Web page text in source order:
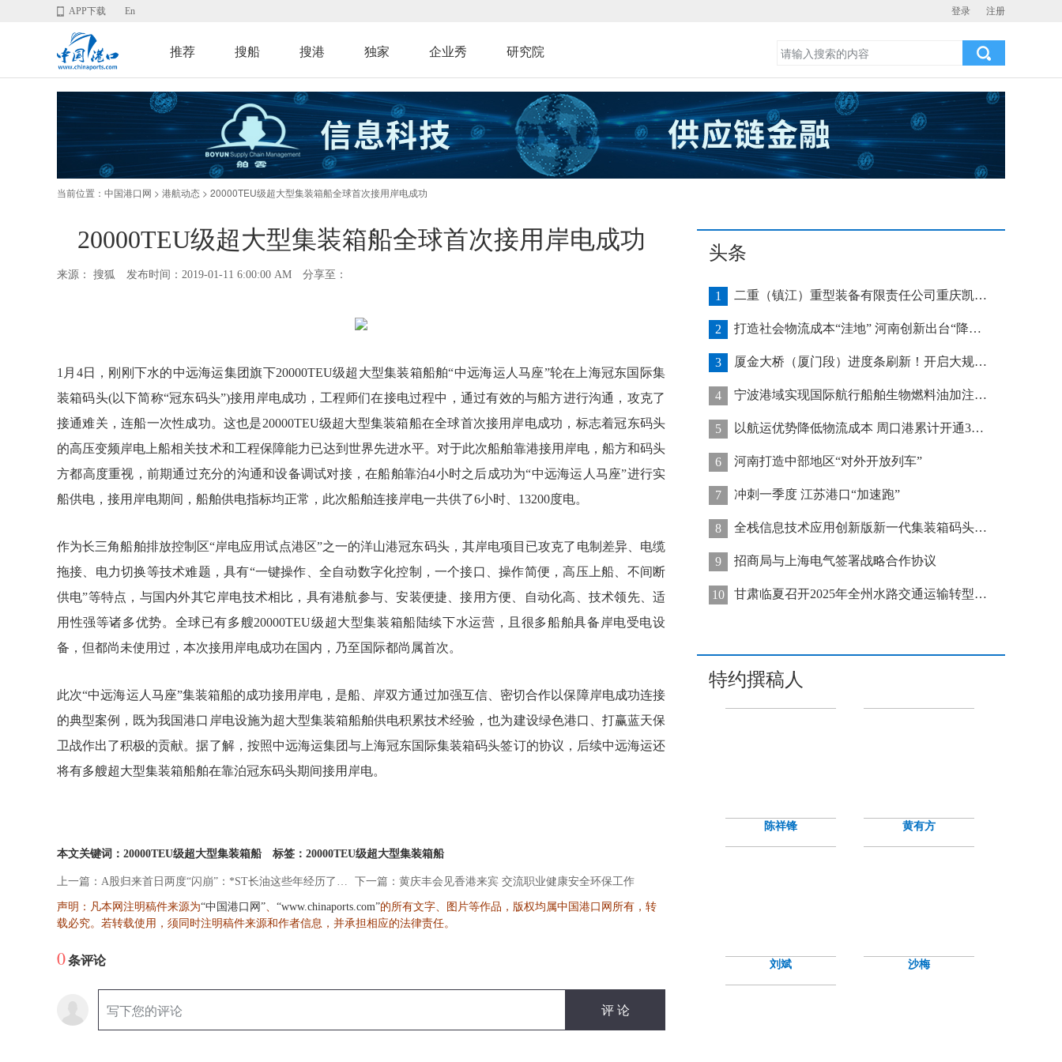
登录 注册
APP下载 En
推荐 搜船 搜港 独家 企业秀 研究院
当前位置： 中国港口网 > 港航动态 > 20000TEU级超大型集装箱船全球首次接用岸电成功
20000TEU级超大型集装箱船全球首次接用岸电成功
来源： 搜狐 发布时间：2019-01-11 6:00:00 AM 分享至：
1 月 4日，刚刚下水的中远海运集团旗下20000TEU级超大型集装箱船舶“中远海运人马座”轮在上海冠东国际集
装箱码头(以下简称“冠东码头”)接用岸电成功，工程师们在接电过程中，通过有效的与船方进行沟通，攻克了
接通难关，连船一次性成功。这也是20000TEU级超大型集装箱船在全球首次接用岸电成功，标志着冠东码头
的高压变频岸电上船相关技术和工程保障能力已达到世界先进水平。对于此次船舶靠港接用岸电，船方和码头
方都高度重视，前期通过充分的沟通和设备调试对接，在船舶靠泊4小时之后成功为“中远海运人马座”进行实
船供电，接用岸电期间，船舶供电指标均正常，此次船舶连接岸电一共供了6小时、 13200度电。
作为长三角船舶排放控制区“岸电应用试点港区”之一的洋山港冠东码头，其岸电项目已攻克了电制差异、电缆
拖接、电力切换等技术难题，具有“一键操作、全自动数字化控制，一个接口、操作简便，高压上船、不间断
供电”等特点，与国内外其它岸电技术相比，具有港航参与、安装便捷、接用方便、自动化高、技术领先、适
用性强等诸多优势。全球已有多艘20000TEU级超大型集装箱船陆续下水运营，且很多船舶具备岸电受电设
备，但都尚未使用过，本次接用岸电成功在国内，乃至国际都尚属首次。
此次“中远海运人马座”集装箱船的成功接用岸电，是船、岸双方通过加强互信、密切合作以保障岸电成功连接
的典型案例，既为我国港口岸电设施为超大型集装箱船舶供电积累技术经验，也为建设绿色港口、打赢蓝天保
卫战作出了积极的贡献。据了解，按照中远海运集团与上海冠东国际集装箱码头签订的协议，后续中远海运还
将有多艘超大型集装箱船舶在靠泊冠东码头期间接用岸电。
本文关键词：20000TEU级超大型集装箱船 标签：20000TEU级超大型集装箱船
上一篇：A股归来首日两度“闪崩”：*ST长油这些年经历了什么? 下一篇：黄庆丰会见香港来宾 交流职业健康安全环保工作
声明：凡本网注明稿件来源为“中国港口网”、 “www.chinaports.com”的所有文字、图片等作品，版权均属中国港口网所有，转
载必究。若转载使用，须同时注明稿件来源和作者信息，并承担相应的法律责任。
0条评论
头条
1 二重（镇江）重型装备有限责任公司重庆凯瑞项目发运助力海上风电产业发展
2 打造社会物流成本“洼地” 河南创新出台“降本16条”
3 厦金大桥（厦门段）进度条刷新！开启大规模桥梁装配化施工新阶段
4 宁波港域实现国际航行船舶生物燃料油加注“零突破”
5 以航运优势降低物流成本 周口港累计开通32条集装箱航线
6 河南打造中部地区“对外开放列车”
7 冲刺一季度 江苏港口“加速跑”
8 全栈信息技术应用创新版新一代集装箱码头管控系统在天津港上线运行
9 招商局与上海电气签署战略合作协议
10 甘肃临夏召开2025年全州水路交通运输转型发展推进会
特约撰稿人
陈祥锋 黄有方
刘斌 沙梅